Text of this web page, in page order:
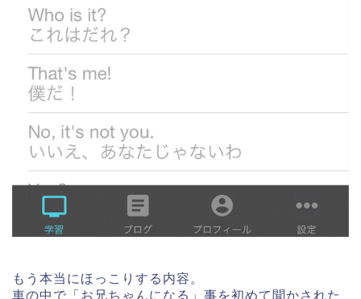
もう本当にほっこりする内容。
車の中で「お兄ちゃんになる」事を初めて聞かされた